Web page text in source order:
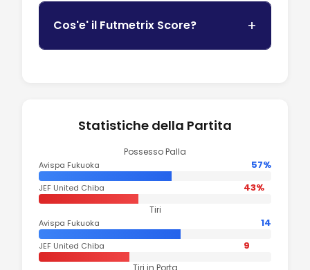
Cos'e' il Futmetrix Score?
Statistiche della Partita
Possesso Palla
Avispa Fukuoka 57%
JEF United Chiba 43%
Tiri
Avispa Fukuoka 14
JEF United Chiba 9
Tiri in Porta